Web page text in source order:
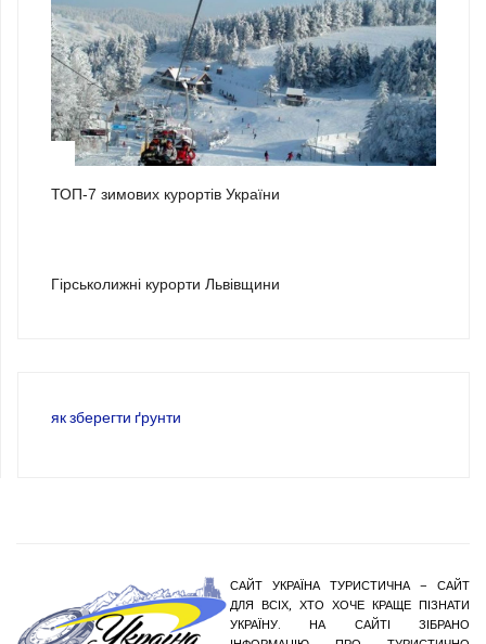
ТОП-7 зимових курортів України
Гірськолижні курорти Львівщини
як зберегти ґрунти
САЙТ УКРАЇНА ТУРИСТИЧНА – САЙТ
ДЛЯ ВСІХ, ХТО ХОЧЕ КРАЩЕ ПІЗНАТИ
УКРАЇНУ. НА САЙТІ ЗІБРАНО